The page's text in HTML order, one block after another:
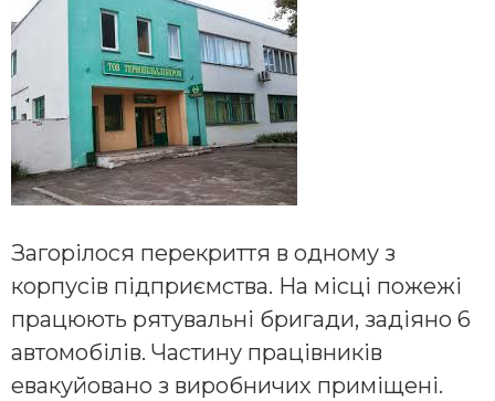
Загорілося перекриття в одному з
корпусів підприємства. На місці пожежі
працюють рятувальні бригади, задіяно 6
автомобілів. Частину працівників
евакуйовано з виробничих приміщені.